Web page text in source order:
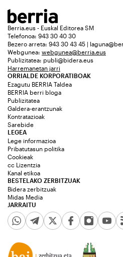
Berria.eus - Euskal Editorea SM
Telefonoa: 943 30 40 30
Bezero arreta: 943 30 43 45 |
Webgunea: webgunea@berria.eus
Publizitatea: publi@bidera.eus
Harremanetan jarri
ORRIALDE KORPORATIBOAK
Ezagutu BERRIA Taldea
BERRIA berri bloga
Publizitatea
Galdera-erantzunak
Kontratazioak
Sarebide
JARRAITU
LEGEA
Lege informazioa
Pribatutasun politika
Cookieak
cc Lizentzia
Kanal etikoa
BESTELAKO ZERBITZUAK
Bidera zerbitzuak
Midas Media